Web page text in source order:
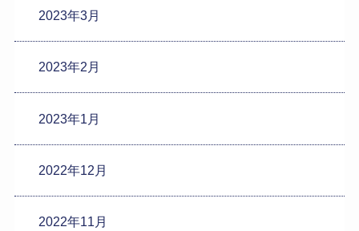
2023年3月
2023年2月
2023年1月
2022年12月
2022年11月